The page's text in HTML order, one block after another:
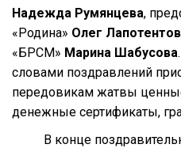
Надежда Румянцева,
«Родина» Олег Лапотентов
«БРСМ» Марина Шабусова
словами поздравлений
передовикам жатвы
денежные сертификаты,
В конце